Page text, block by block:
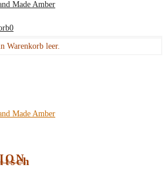
0
Warenkorb leer.